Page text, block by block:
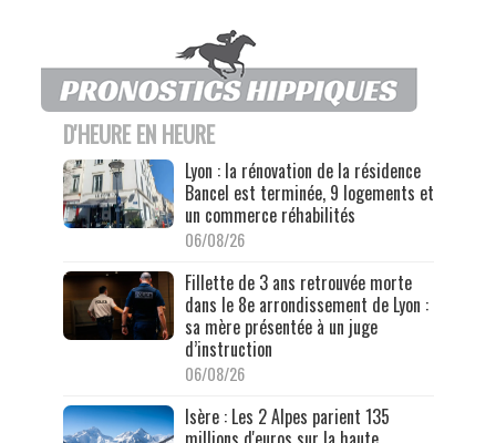
D'HEURE EN HEURE
Lyon : la rénovation de la résidence
Bancel est terminée, 9 logements et
un commerce réhabilités
06/08/26
Fillette de 3 ans retrouvée morte
dans le 8e arrondissement de Lyon :
sa mère présentée à un juge
d’instruction
06/08/26
Isère : Les 2 Alpes parient 135